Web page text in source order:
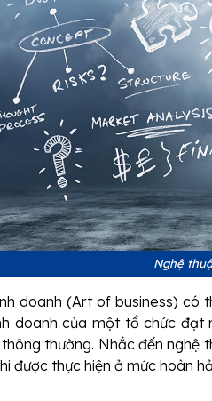
Nghệ
doanh (Art of business) có
doanh của một tổ chức đạt
thường. Nhắc đến nghệ
được thực hiện ở mức hoàn